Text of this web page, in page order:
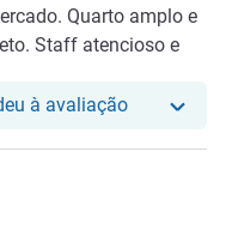
Quarto amplo e
Staff atencioso e
à avaliaçãoO nosso